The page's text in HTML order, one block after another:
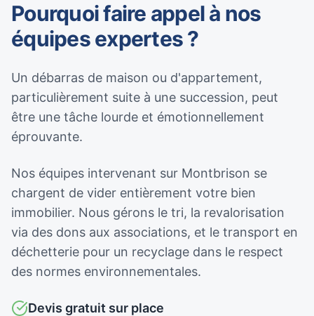
Pourquoi faire appel à nos
équipes expertes ?
Un débarras de maison ou d'appartement,
particulièrement suite à une succession, peut
être une tâche lourde et émotionnellement
éprouvante.
Nos équipes intervenant sur Montbrison se
chargent de vider entièrement votre bien
immobilier. Nous gérons le tri, la revalorisation
via des dons aux associations, et le transport en
déchetterie pour un recyclage dans le respect
des normes environnementales.
Devis gratuit sur place